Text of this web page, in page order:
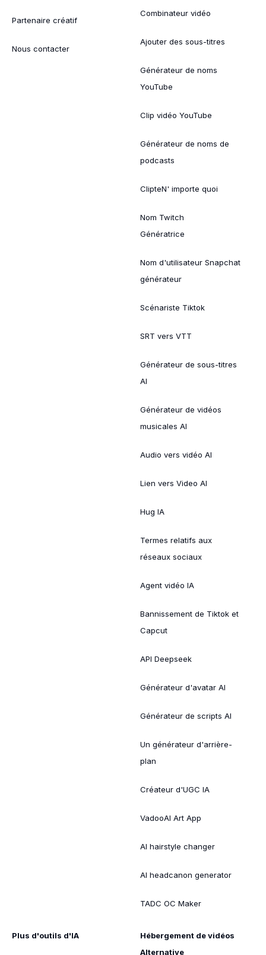
Partenaire créatif
Nous contacter
Combinateur vidéo
Ajouter des sous-titres
Générateur de noms
YouTube
Clip vidéo YouTube
Générateur de noms de
podcasts
ClipteN' importe quoi
Nom Twitch
Génératrice
Nom d'utilisateur Snapchat
générateur
Scénariste Tiktok
SRT vers VTT
Générateur de sous-titres
AI
Générateur de vidéos
musicales AI
Audio vers vidéo AI
Lien vers Video AI
Hug IA
Termes relatifs aux
réseaux sociaux
Agent vidéo IA
Bannissement de Tiktok et
Capcut
API Deepseek
Générateur d'avatar AI
Générateur de scripts AI
Un générateur d'arrière-
plan
Créateur d'UGC IA
VadooAI Art App
AI hairstyle changer
AI headcanon generator
TADC OC Maker
Plus d'outils d'IA
Hébergement de vidéos
Alternative